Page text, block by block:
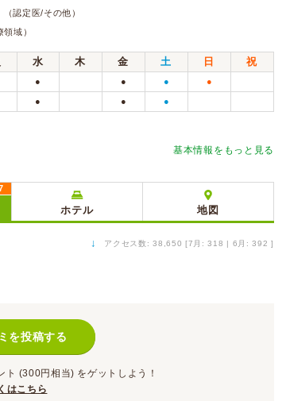
（認定医/その他）
領域）
水 木 金 土 日
祝
● ● ● ●
● ● ●
基本情報をもっと見る
ホテル 地図
↓ アクセス数: 38,650 [7月: 318 | 6月: 392 ]
を投稿する
ト (300円相当) をゲットしよう！
はこちら